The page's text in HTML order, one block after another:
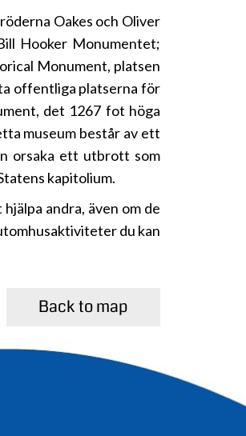
Oakes och Oliver
Hooker Monumentet;
Monument, platsen
offentliga platserna för
det 1267 fot höga
museum består av ett
orsaka ett utbrott som
kapitolium.
andra, även om de
du kan
Back to map